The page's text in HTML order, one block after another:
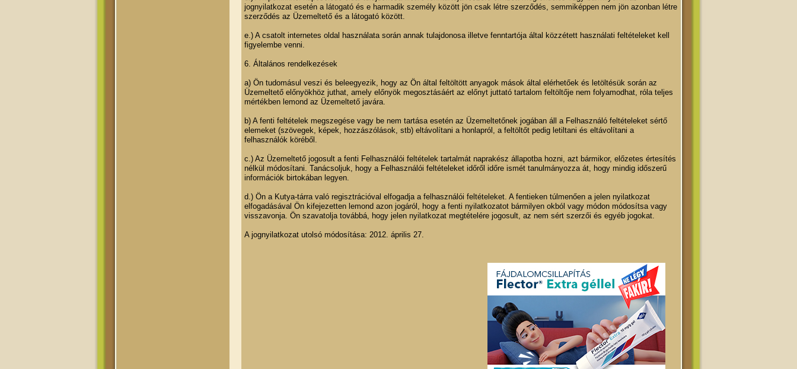
jognyilatkozat esetén a látogató és e harmadik személy között jön csak létre szerződés, semmiképpen nem jön azonban létre
szerződés az Üzemeltető és a látogató között.
e.) A csatolt internetes oldal használata során annak tulajdonosa illetve fenntartója által közzétett használati feltételeket kell
figyelembe venni.
6. Általános rendelkezések
a) Ön tudomásul veszi és beleegyezik, hogy az Ön által feltöltött anyagok mások által elérhetőek és letöltésük során az
Üzemeltető előnyökhöz juthat, amely előnyök megosztásáért az előnyt juttató tartalom feltöltője nem folyamodhat, róla teljes
mértékben lemond az Üzemeltető javára.
b) A fenti feltételek megszegése vagy be nem tartása esetén az Üzemeltetőnek jogában áll a Felhasználó feltételeket sértő
elemeket (szövegek, képek, hozzászólások, stb) eltávolítani a honlapról, a feltöltőt pedig letiltani és eltávolítani a
felhasználók köréből.
c.) Az Üzemeltető jogosult a fenti Felhasználói feltételek tartalmát naprakész állapotba hozni, azt bármikor, előzetes értesítés
nélkül módosítani. Tanácsoljuk, hogy a Felhasználói feltételeket időről időre ismét tanulmányozza át, hogy mindig időszerű
információk birtokában legyen.
d.) Ön a Kutya-tárra való regisztrációval elfogadja a felhasználói feltételeket. A fentieken túlmenően a jelen nyilatkozat
elfogadásával Ön kifejezetten lemond azon jogáról, hogy a fenti nyilatkozatot bármilyen okból vagy módon módosítsa vagy
visszavonja. Ön szavatolja továbbá, hogy jelen nyilatkozat megtételére jogosult, az nem sért szerzői és egyéb jogokat.
A jognyilatkozat utolsó módosítása: 2012. április 27.